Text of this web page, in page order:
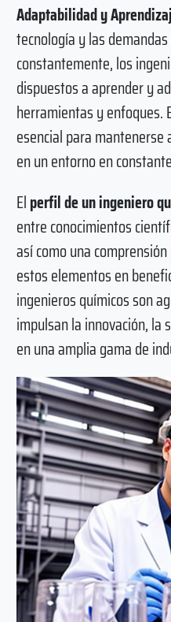
Adaptabilidad y
tecnología y las
constantemente, los
dispuestos a aprender y
herramientas y enfoques.
esencial para
en un entorno en
Elperfil de un ingeniero
entre conocimientos
así como una
estos elementos en
ingenieros químicos son
impulsan la innovación, la
en una amplia gama de